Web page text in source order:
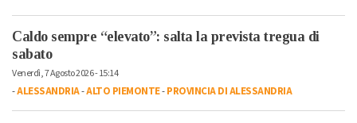
Caldo sempre “elevato”: salta la prevista tregua di
sabato
Venerdì, 7 Agosto 2026 - 15:14
-ALESSANDRIA-ALTO PIEMONTE-PROVINCIA DI ALESSANDRIA